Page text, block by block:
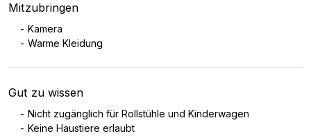
Mitzubringen
Kamera
Warme Kleidung
Gut zu wissen
Nicht zugänglich für Rollstühle und Kinderwagen
Keine Haustiere erlaubt